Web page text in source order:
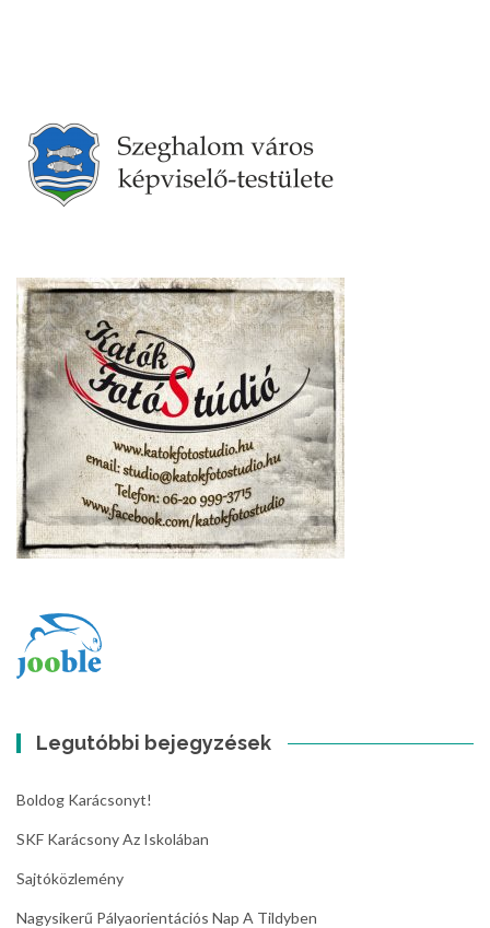
Legutóbbi bejegyzések
Boldog Karácsonyt!
SKF Karácsony Az Iskolában
Sajtóközlemény
Nagysikerű Pályaorientációs Nap A Tildyben